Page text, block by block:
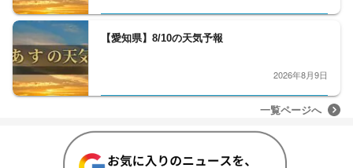
【愛知県】8/10の天気予報
2026年8月9日
一覧ページへ